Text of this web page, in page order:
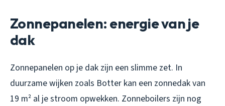
Zonnepanelen: energie van je
dak
Zonnepanelen op je dak zijn een slimme zet. In
duurzame wijken zoals Botter kan een zonnedak van
19 m² al je stroom opwekken. Zonneboilers zijn nog